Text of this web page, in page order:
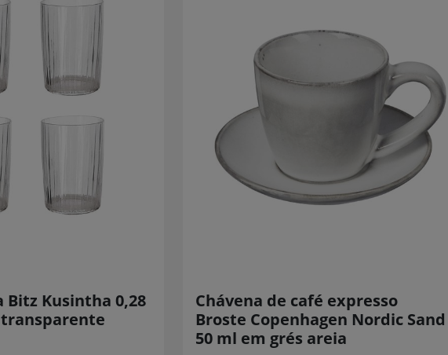
Bitz Kusintha 0,28
Chávena de café expresso
Broste Copenhagen Nordic Sand
50 ml em grés areia